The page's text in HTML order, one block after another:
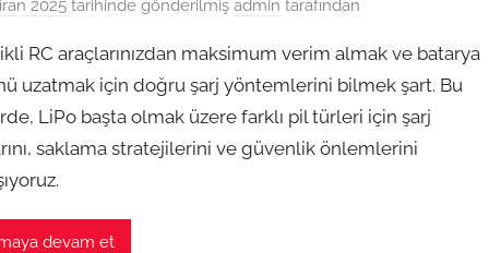
2025tarihinde gönderilmiş admin tarafından
RC araçlarınızdan maksimum verim almak ve batarya
uzatmak için doğru şarj yöntemlerini bilmek şart. Bu
LiPo başta olmak üzere farklı pil türleri için şarj
saklama stratejilerini ve güvenlik önlemlerini
devam et